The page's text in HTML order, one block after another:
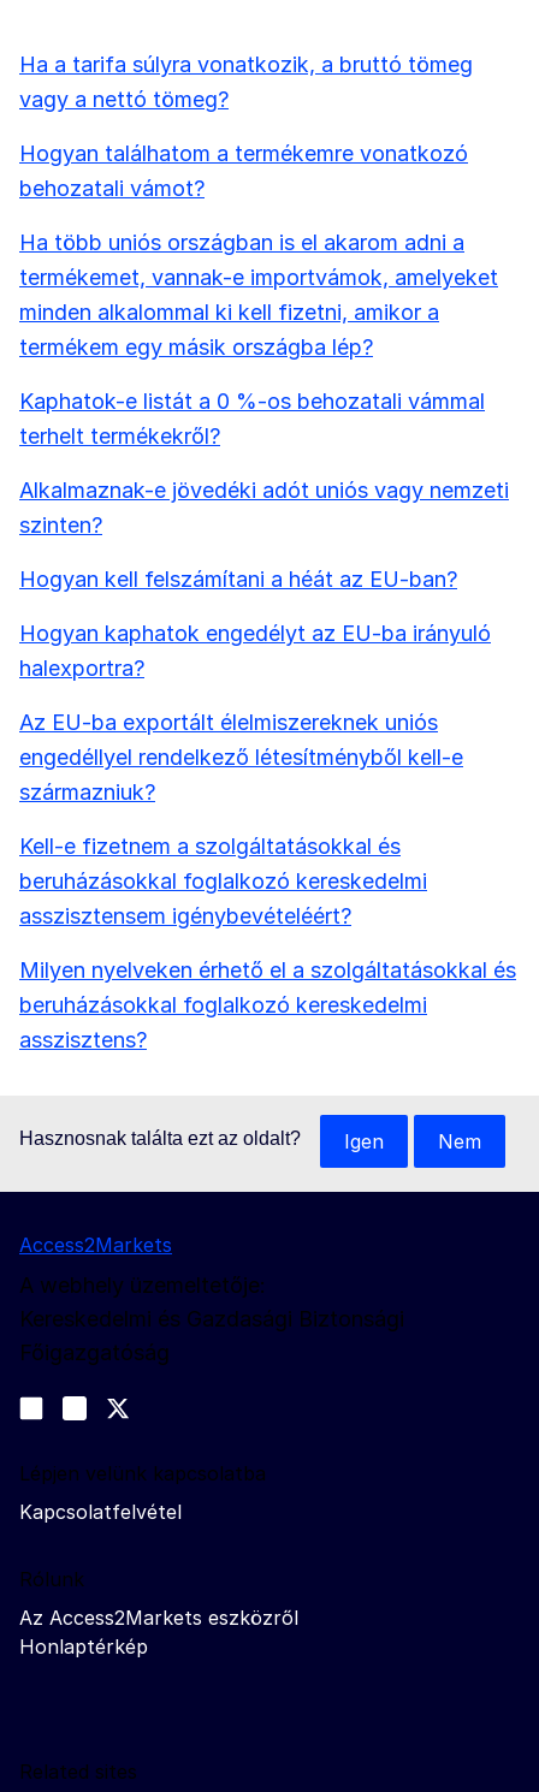
Ha a tarifa súlyra vonatkozik, a bruttó tömeg
vagy a nettó tömeg?
Hogyan találhatom a termékemre vonatkozó
behozatali vámot?
Ha több uniós országban is el akarom adni a
termékemet, vannak-e importvámok, amelyeket
minden alkalommal ki kell fizetni, amikor a
termékem egy másik országba lép?
Kaphatok-e listát a 0 %-os behozatali vámmal
terhelt termékekről?
Alkalmaznak-e jövedéki adót uniós vagy nemzeti
szinten?
Hogyan kell felszámítani a héát az EU-ban?
Hogyan kaphatok engedélyt az EU-ba irányuló
halexportra?
Az EU-ba exportált élelmiszereknek uniós
engedéllyel rendelkező létesítményből kell-e
származniuk?
Kell-e fizetnem a szolgáltatásokkal és
beruházásokkal foglalkozó kereskedelmi
asszisztensem igénybevételéért?
Milyen nyelveken érhető el a szolgáltatásokkal és
beruházásokkal foglalkozó kereskedelmi
asszisztens?
Hasznosnak találta ezt az oldalt? Igen Nem
Access2Markets
A webhely üzemeltetője:
Kereskedelmi és Gazdasági Biztonsági
Főigazgatóság
Join us on LinkedIn
Trade-Off podcast
Lépjen velünk kapcsolatba
Kapcsolatfelvétel
Rólunk
Az Access2Markets eszközről
Honlaptérkép
Related sites